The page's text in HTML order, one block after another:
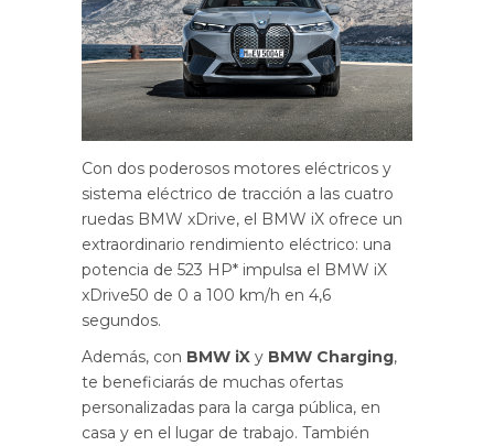
Con dos poderosos motores eléctricos y
sistema eléctrico de tracción a las cuatro
ruedas BMW xDrive, el BMW iX ofrece un
extraordinario rendimiento eléctrico: una
potencia de 523 HP* impulsa el BMW iX
xDrive50 de 0 a 100 km/h en 4,6
segundos.
Además, con BMW iX y BMW Charging,
te beneficiarás de muchas ofertas
personalizadas para la carga pública, en
casa y en el lugar de trabajo. También